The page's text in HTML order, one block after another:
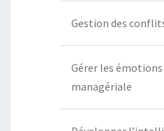
Gestion des
Gérer les
managériale